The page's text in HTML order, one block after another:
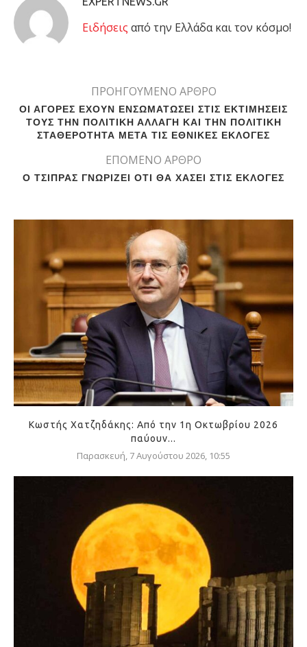
Eιδήσεις από την Ελλάδα και τον κόσμο!
ΠΡΟΗΓΟΥΜΕΝΟ ΑΡΘΡΟ
ΟΙ ΑΓΟΡΕΣ ΕΧΟΥΝ ΕΝΣΩΜΑΤΩΣΕΙ ΣΤΙΣ ΕΚΤΙΜΗΣΕΙΣ
ΤΟΥΣ ΤΗΝ ΠΟΛΙΤΙΚΗ ΑΛΛΑΓΗ ΚΑΙ ΤΗΝ ΠΟΛΙΤΙΚΗ
ΣΤΑΘΕΡΟΤΗΤΑ ΜΕΤΑ ΤΙΣ ΕΘΝΙΚΕΣ ΕΚΛΟΓΕΣ
ΕΠΟΜΕΝΟ ΑΡΘΡΟ
Ο ΤΣΙΠΡΑΣ ΓΝΩΡΙΖΕΙ ΟΤΙ ΘΑ ΧΑΣΕΙ ΣΤΙΣ ΕΚΛΟΓΕΣ
Κωστής Χατζηδάκης: Από την 1η Οκτωβρίου 2026
παύουν...
Παρασκευή, 7 Αυγούστου 2026, 10:55